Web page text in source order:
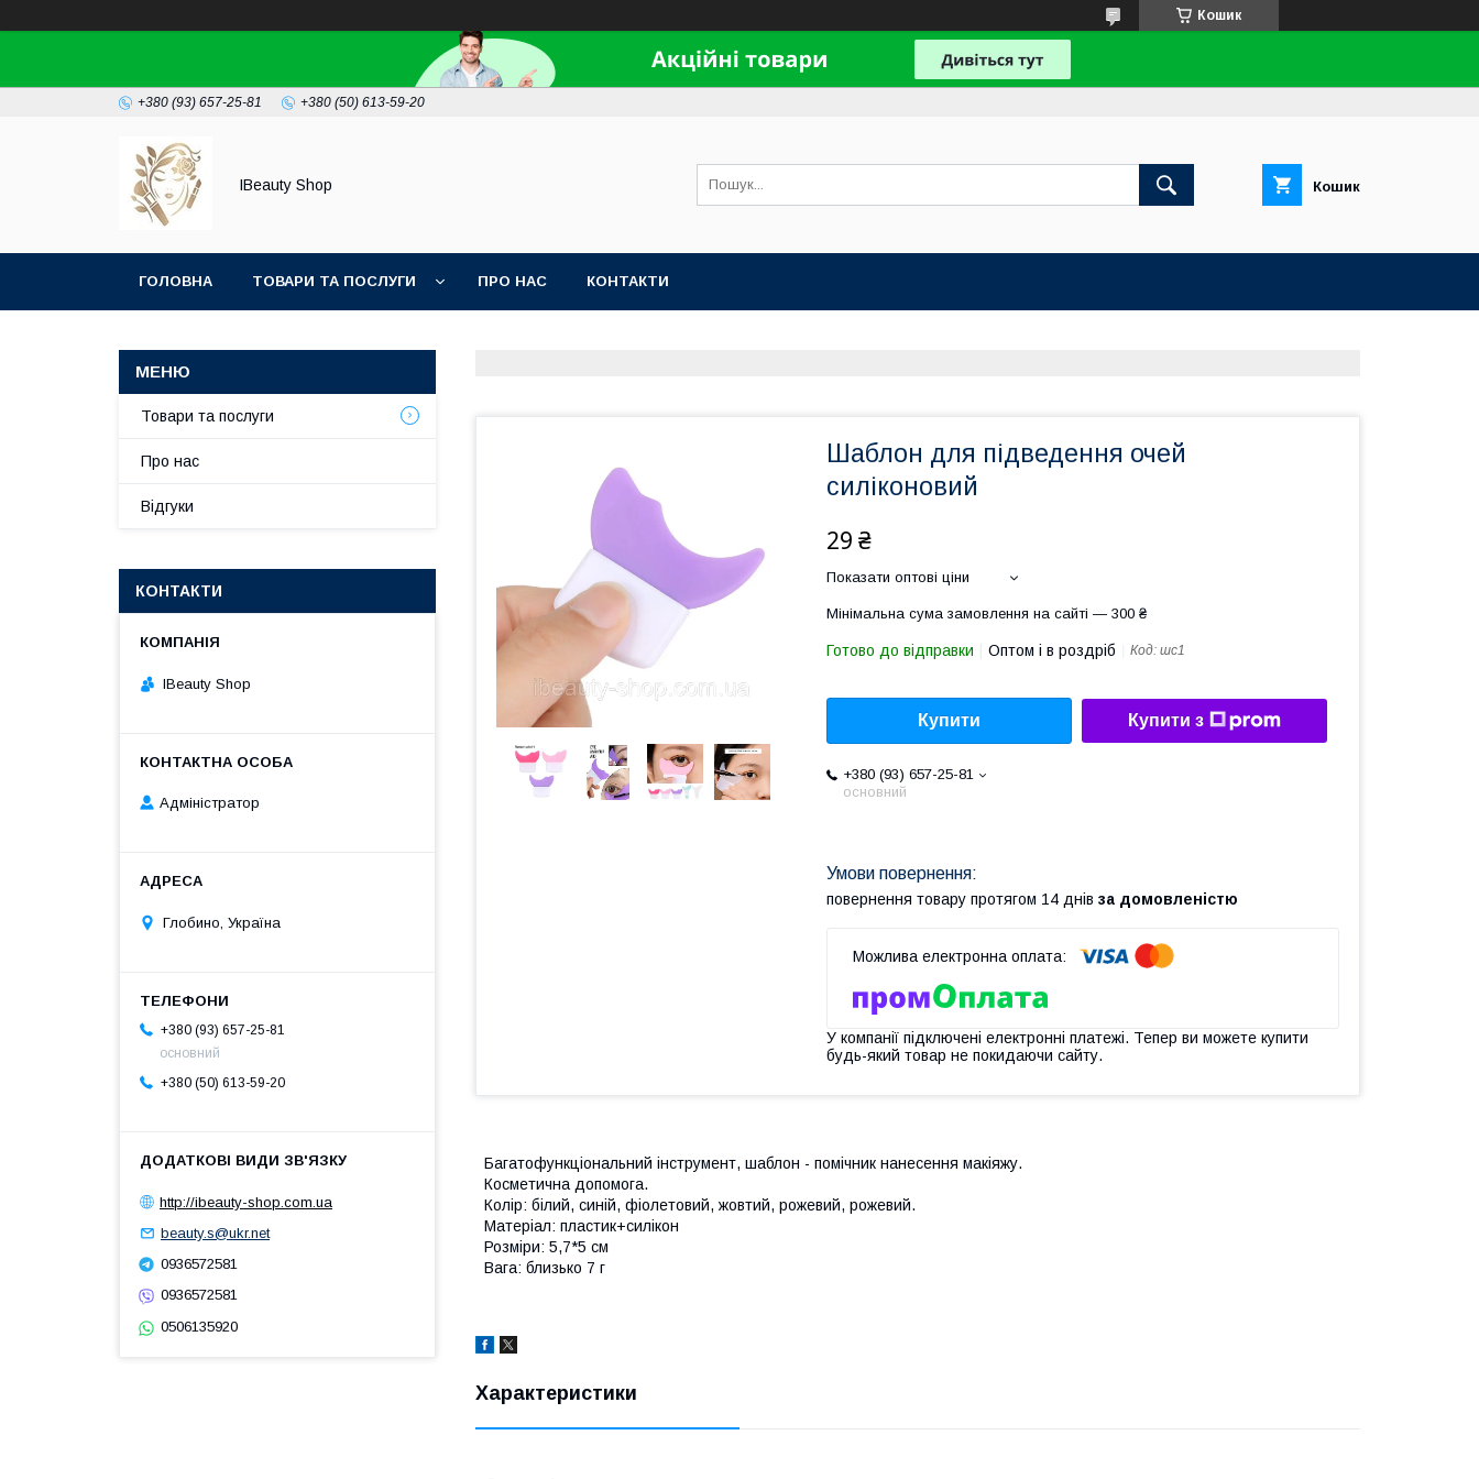
Кошик
+380 (93) 657-25-81 +380 (50) 613-59-20
IBeauty Shop Кошик
ГОЛОВНА ТОВАРИ ТА ПОСЛУГИ ПРО НАС КОНТАКТИ
Шаблон для підведення очей
силіконовий
29 ₴
Показати оптові ціни
Мінімальна сума замовлення на сайті — 300 ₴
Готово до відправки Оптом і в роздріб Код: шс1
Купити Купити з
+380 (93) 657-25-81
основний
повернення товару протягом 14 днів за домовленістю
У компанії підключені електронні платежі. Тепер ви можете купити
будь-який товар не покидаючи сайту.
Багатофункціональний інструмент, шаблон - помічник нанесення макіяжу.
Косметична допомога.
Колір: білий, синій, фіолетовий, жовтий, рожевий, рожевий.
Матеріал: пластик+силікон
Розміри: 5,7*5 см
Вага: близько 7 г
Характеристики
Товари та послуги
Про нас
Відгуки
КОНТАКТИ
IBeauty Shop
Адміністратор
Глобино, Україна
+380 (93) 657-25-81
основний
+380 (50) 613-59-20
http://ibeauty-shop.com.ua
beauty.s@ukr.net
0936572581
0936572581
0506135920